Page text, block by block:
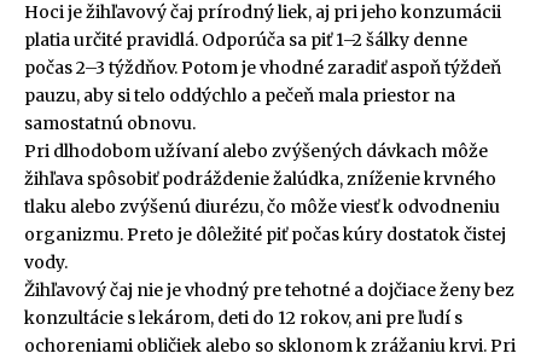
Hoci je žihľavový čaj prírodný liek, aj pri jeho konzumácii
platia určité pravidlá. Odporúča sa piť 1–2 šálky denne
počas 2–3 týždňov. Potom je vhodné zaradiť aspoň týždeň
pauzu, aby si telo oddýchlo a pečeň mala priestor na
samostatnú obnovu.
Pri dlhodobom užívaní alebo zvýšených dávkach môže
žihľava spôsobiť podráždenie žalúdka, zníženie krvného
tlaku alebo zvýšenú diurézu, čo môže viesť k odvodneniu
organizmu. Preto je dôležité piť počas kúry dostatok čistej
vody.
Žihľavový čaj nie je vhodný pre tehotné a dojčiace ženy bez
konzultácie s lekárom, deti do 12 rokov, ani pre ľudí s
ochoreniami obličiek alebo so sklonom k zrážaniu krvi. Pri